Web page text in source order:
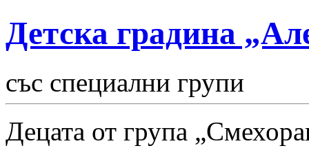
Детска градина
със специални групи
Децата от група